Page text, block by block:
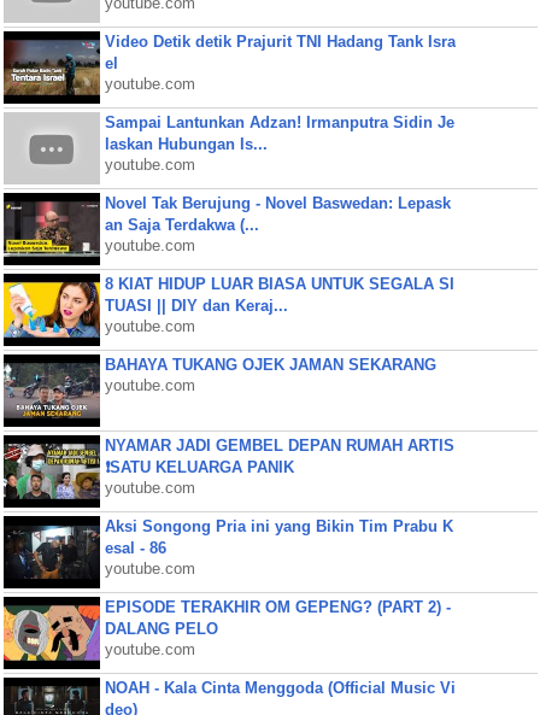
youtube.com
Video Detik detik Prajurit TNI Hadang Tank Isra
el
youtube.com
Sampai Lantunkan Adzan! Irmanputra Sidin Je
laskan Hubungan Is...
youtube.com
Novel Tak Berujung - Novel Baswedan: Lepask
an Saja Terdakwa (...
youtube.com
8 KIAT HIDUP LUAR BIASA UNTUK SEGALA SI
TUASI || DIY dan Keraj...
youtube.com
BAHAYA TUKANG OJEK JAMAN SEKARANG
youtube.com
NYAMAR JADI GEMBEL DEPAN RUMAH ARTIS
❗SATU KELUARGA PANIK
youtube.com
Aksi Songong Pria ini yang Bikin Tim Prabu K
esal - 86
youtube.com
EPISODE TERAKHIR OM GEPENG? (PART 2) -
DALANG PELO
youtube.com
NOAH - Kala Cinta Menggoda (Official Music Vi
deo)